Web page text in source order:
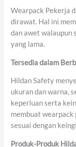
Wearpack Pekerja
dirawat. Hal ini
dan awet walaupun
yang lama.
Tersedia dalam
Hildan Safety
ukuran dan warna,
keperluan serta
membuat
sesuai dengan
Produk-Produk